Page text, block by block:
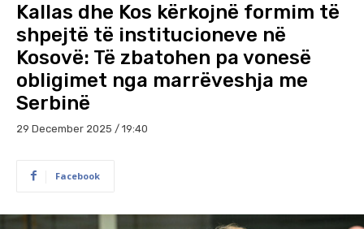
Kallas dhe Kos kërkojnë formim të
shpejtë të institucioneve në
Kosovë: Të zbatohen pa vonesë
obligimet nga marrëveshja me
Serbinë
29 December 2025 / 19:40
Facebook